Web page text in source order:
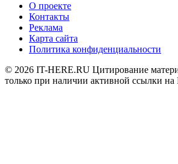
О проекте
Контакты
Реклама
Карта сайта
Политика конфиденциальности
© 2026 IT-HERE.RU Цитирование
только при наличии активной ссылки